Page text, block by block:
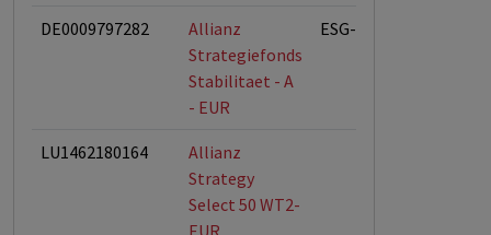
DE0009797282
Allianz
Strategiefonds
Stabilitaet - A
- EUR
ESG-Fonds
LU1462180164
Allianz
Strategy
Select 50 WT2-
EUR